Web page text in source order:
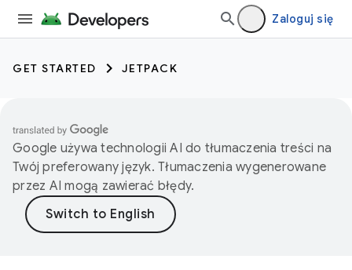
Zaloguj się
GET STARTED JETPACK
Google używa technologii AI do tłumaczenia treści na
Twój preferowany język. Tłumaczenia wygenerowane
przez AI mogą zawierać błędy.